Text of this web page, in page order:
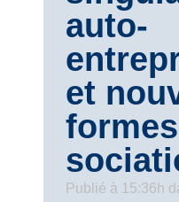
auto-
et
Publié à 15:36h